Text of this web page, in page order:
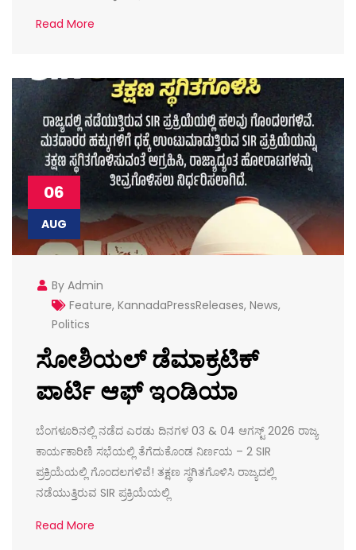
Read More
06
AUG
By Admin
Feature, KannadaPressReleases, News,
Politics
ಸೋಶಿಯಲ್ ಡೆಮಾಕ್ರಟಿಕ್
ಪಾರ್ಟಿ ಆಫ್ ಇಂಡಿಯಾ
ಬೆಂಗಳೂರಿನಲ್ಲಿ ನಡೆದ ಎರಡು ದಿನಗಳ 03 & 04 ಆಗಸ್ಟ್ 2026 ರಾಜ್ಯ
ಕಾರ್ಯಕಾರಿಣಿ ಸಭೆಯಲ್ಲಿ ತೆಗೆದುಕೊಂಡ ನಿರ್ಣಯ – 2 SIR
ಪ್ರಕ್ರಿಯೆಯಲ್ಲಿ ಗೊಂದಲಗಳಿವೆ! ತಕ್ಷಣ ಸ್ಥಗಿತಗೊಳಿಸಿ ರಾಜ್ಯದಲ್ಲಿ
ನಡೆಯುತ್ತಿರುವ SIR ಪ್ರಕ್ರಿಯೆಯಲ್ಲಿ
Read More